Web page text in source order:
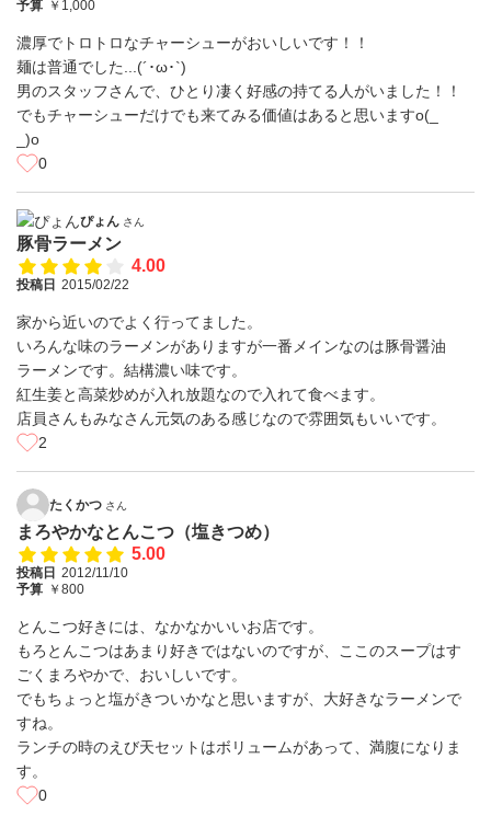
予算 ￥1,000
濃厚でトロトロなチャーシューがおいしいです！！
麺は普通でした...(´･ω･`)
男のスタッフさんで、ひとり凄く好感の持てる人がいました！！
でもチャーシューだけでも来てみる価値はあると思いますo(_
_)o
0
ぴょん さん
豚骨ラーメン
4.00
投稿日 2015/02/22
家から近いのでよく行ってました。
いろんな味のラーメンがありますが一番メインなのは豚骨醤油
ラーメンです。結構濃い味です。
紅生姜と高菜炒めが入れ放題なので入れて食べます。
店員さんもみなさん元気のある感じなので雰囲気もいいです。
2
たくかつ さん
まろやかなとんこつ（塩きつめ）
5.00
投稿日 2012/11/10
予算 ￥800
とんこつ好きには、なかなかいいお店です。
もろとんこつはあまり好きではないのですが、ここのスープはす
ごくまろやかで、おいしいです。
でもちょっと塩がきついかなと思いますが、大好きなラーメンで
すね。
ランチの時のえび天セットはボリュームがあって、満腹になりま
す。
0